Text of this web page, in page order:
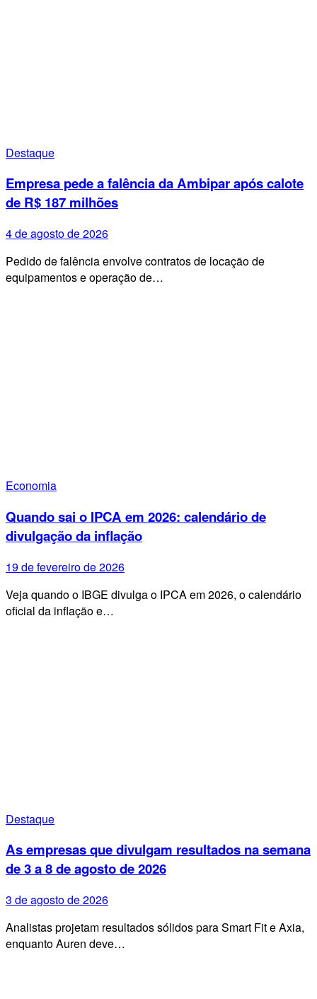
Destaque
Empresa pede a falência da Ambipar após calote
de R$ 187 milhões
4 de agosto de 2026
Pedido de falência envolve contratos de locação de
equipamentos e operação de…
Economia
Quando sai o IPCA em 2026: calendário de
divulgação da inflação
19 de fevereiro de 2026
Veja quando o IBGE divulga o IPCA em 2026, o calendário
oficial da inflação e…
Destaque
As empresas que divulgam resultados na semana
de 3 a 8 de agosto de 2026
3 de agosto de 2026
Analistas projetam resultados sólidos para Smart Fit e Axia,
enquanto Auren deve…